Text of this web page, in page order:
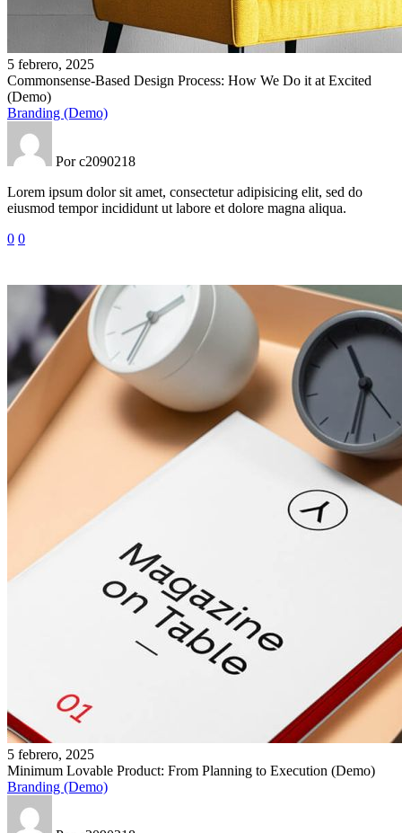
Commonsense-
Based
Design
Process:
We
Do
at
Excited
5 febrero, 2025
Commonsense-Based Design Process: How We Do it at Excited
(Demo)
Branding (Demo)
Por c2090218
Lorem ipsum dolor sit amet, consectetur adipisicing elit, sed do
eiusmod tempor incididunt ut labore et dolore magna aliqua.
0 0
Minimum
Lovable
Product:
Planning
5 febrero, 2025
Minimum Lovable Product: From Planning to Execution (Demo)
Branding (Demo)